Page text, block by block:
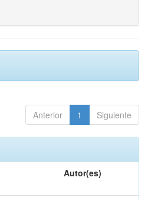
Anterior 1 Siguiente
Autor(es)